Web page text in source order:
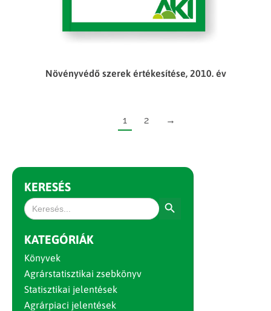
Növényvédő szerek értékesítése, 2010. év
1 2 →
KERESÉS
Search
for:
KATEGÓRIÁK
Könyvek
Agrárstatisztikai zsebkönyv
Statisztikai jelentések
Agrárpiaci jelentések